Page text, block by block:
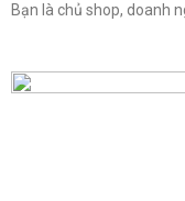
Bạn là chủ shop, doanh